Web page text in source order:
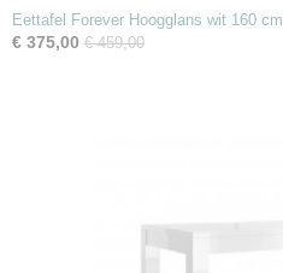
Eettafel Forever Hoogglans wit 160 cm
€ 375,00 € 459,00